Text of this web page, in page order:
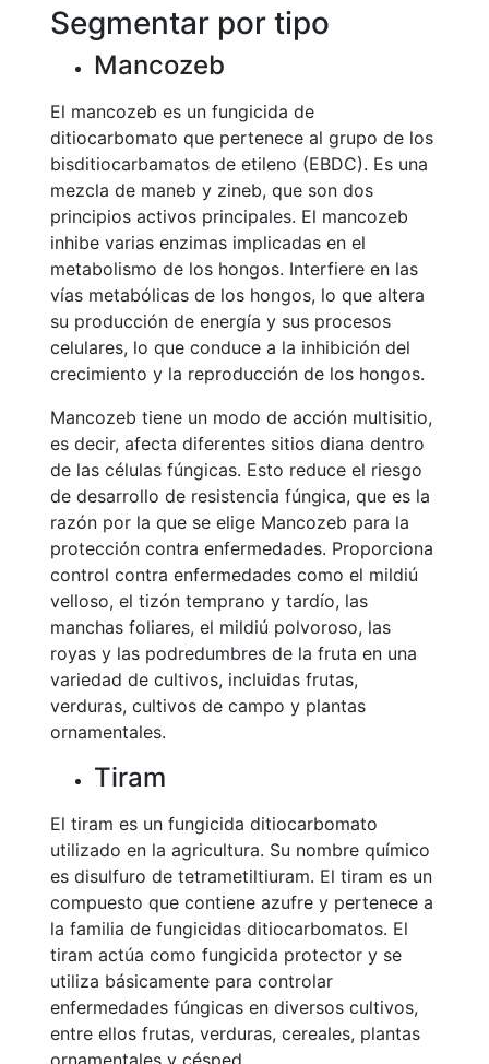
Segmentar por tipo
Mancozeb
El mancozeb es un fungicida de
ditiocarbomato que pertenece al grupo de los
bisditiocarbamatos de etileno (EBDC). Es una
mezcla de maneb y zineb, que son dos
principios activos principales. El mancozeb
inhibe varias enzimas implicadas en el
metabolismo de los hongos. Interfiere en las
vías metabólicas de los hongos, lo que altera
su producción de energía y sus procesos
celulares, lo que conduce a la inhibición del
crecimiento y la reproducción de los hongos.
Mancozeb tiene un modo de acción multisitio,
es decir, afecta diferentes sitios diana dentro
de las células fúngicas. Esto reduce el riesgo
de desarrollo de resistencia fúngica, que es la
razón por la que se elige Mancozeb para la
protección contra enfermedades. Proporciona
control contra enfermedades como el mildiú
velloso, el tizón temprano y tardío, las
manchas foliares, el mildiú polvoroso, las
royas y las podredumbres de la fruta en una
variedad de cultivos, incluidas frutas,
verduras, cultivos de campo y plantas
ornamentales.
Tiram
El tiram es un fungicida ditiocarbomato
utilizado en la agricultura. Su nombre químico
es disulfuro de tetrametiltiuram. El tiram es un
compuesto que contiene azufre y pertenece a
la familia de fungicidas ditiocarbomatos. El
tiram actúa como fungicida protector y se
utiliza básicamente para controlar
enfermedades fúngicas en diversos cultivos,
entre ellos frutas, verduras, cereales, plantas
ornamentales y césped.